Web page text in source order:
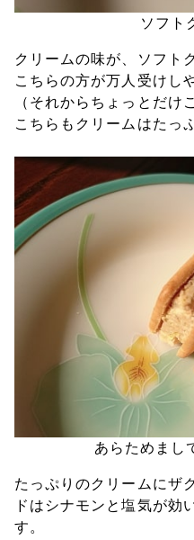
ソフト
クリームの味が、ソフト
こちらの方が万人受けし
（それからちょっとだけ
こちらもクリームはたっ
あらためまし
たっぷりのクリームにザ
ドはシナモンと塩気が効
す。